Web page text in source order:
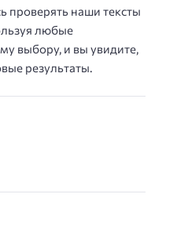
проверять наши тексты
любые
выбору, и вы увидите,
результаты.